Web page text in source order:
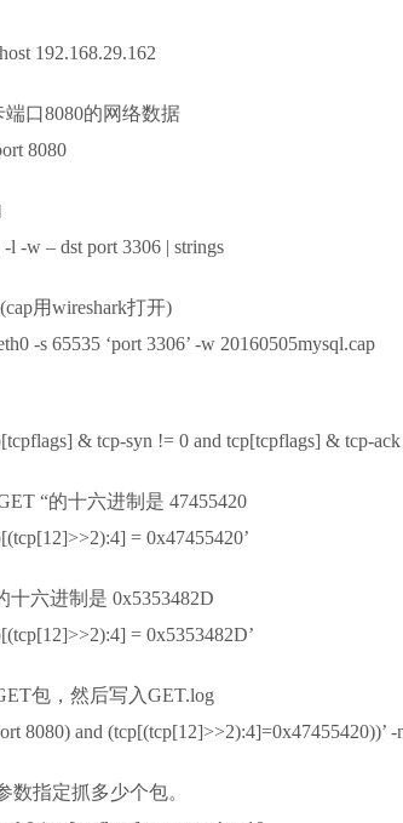
192.168.29.162
口8080的网络数据
8080
-w – dst port 3306 | strings
用wireshark打开)
-s 65535 ‘port 3306’ -w 20160505mysql.cap
& tcp-syn != 0 and tcp[tcpflags] & tcp-ack
“的十六进制是 47455420
= 0x47455420’
十六进制是 0x5353482D
= 0x5353482D’
包，然后写入GET.log
8080) and (tcp[(tcp[12]>>2):4]=0x47455420))’
数指定抓多少个包。